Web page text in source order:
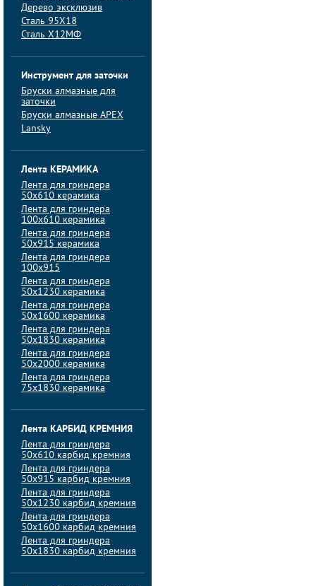
Дерево эксклюзив
Сталь 95Х18
Сталь Х12МФ
Инструмент для заточки
Бруски алмазные для
заточки
Бруски алмазные APEX
Lansky
Лента КЕРАМИКА
Лента для гриндера
50х610 керамика
Лента для гриндера
100х610 керамика
Лента для гриндера
50х915 керамика
Лента для гриндера
100х915
Лента для гриндера
50х1230 керамика
Лента для гриндера
50х1600 керамика
Лента для гриндера
50х1830 керамика
Лента для гриндера
50х2000 керамика
Лента для гриндера
75х1830 керамика
Лента КАРБИД КРЕМНИЯ
Лента для гриндера
50х610 карбид кремния
Лента для гриндера
50х915 карбид кремния
Лента для гриндера
50х1230 карбид кремния
Лента для гриндера
50х1600 карбид кремния
Лента для гриндера
50х1830 карбид кремния